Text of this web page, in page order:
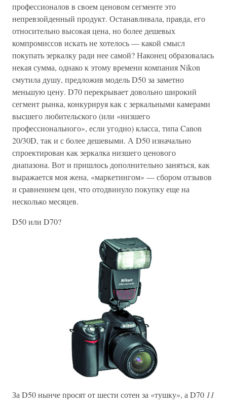
профессионалов в своем ценовом сегменте это
непревзойденный продукт. Останавливала, правда, его
относительно высокая цена, но более дешевых
компромиссов искать не хотелось — какой смысл
покупать зеркалку ради нее самой? Наконец образовалась
некая сумма, однако к этому времени компания Nikon
смутила душу, предложив модель D50 за заметно
меньшую цену. D70 перекрывает довольно широкий
сегмент рынка, конкурируя как с зеркальными камерами
высшего любительского (или «низшего
профессионального», если угодно) класса, типа Canon
20/30D, так и с более дешевыми. А D50 изначально
спроектирован как зеркалка низшего ценового
диапазона. Вот и пришлось дополнительно заняться, как
выражается моя жена, «маркетингом» — сбором отзывов
и сравнением цен, что отодвинуло покупку еще на
несколько месяцев.
D50 или D70?
За D50 нынче просят от шести сотен за «тушку», а D70 11